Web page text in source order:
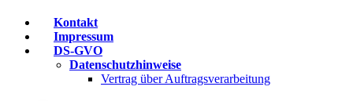
Kontakt
Impressum
DS-GVO
Datenschutzhinweise
Vertrag über Auftragsverarbeitung